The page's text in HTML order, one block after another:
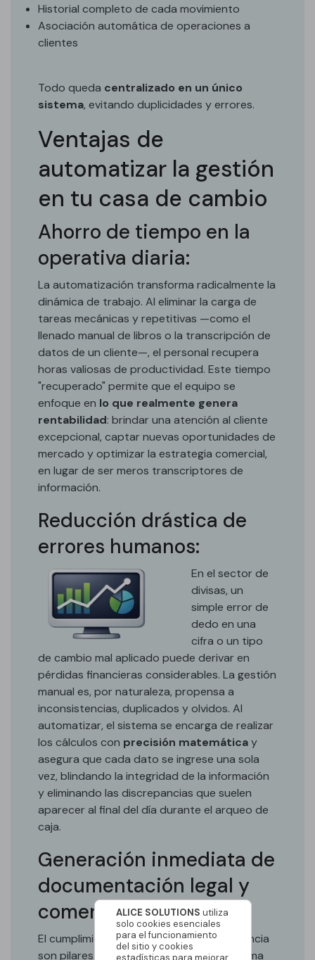
Historial completo de cada movimiento
Asociación automática de operaciones a
clientes
Todo queda centralizado en un único
sistema, evitando duplicidades y errores.
Ventajas de
automatizar la gestión
en tu casa de cambio
Ahorro de tiempo en la
operativa diaria:
La automatización transforma radicalmente la
dinámica de trabajo. Al eliminar la carga de
tareas mecánicas y repetitivas —como el
llenado manual de libros o la transcripción de
datos de un cliente—, el personal recupera
horas valiosas de productividad. Este tiempo
"recuperado" permite que el equipo se
enfoque en lo que realmente genera
rentabilidad: brindar una atención al cliente
excepcional, captar nuevas oportunidades de
mercado y optimizar la estrategia comercial,
en lugar de ser meros transcriptores de
información.
Reducción drástica de
errores humanos:
En el sector de
divisas, un
simple error de
dedo en una
cifra o un tipo
de cambio mal aplicado puede derivar en
pérdidas financieras considerables. La gestión
manual es, por naturaleza, propensa a
inconsistencias, duplicados y olvidos. Al
automatizar, el sistema se encarga de realizar
los cálculos con precisión matemáticay
asegura que cada dato se ingrese una sola
vez, blindando la integridad de la información
y eliminando las discrepancias que suelen
aparecer al final del día durante el arqueo de
caja.
Generación inmediata de
documentación legal y
comercial:
El cumplimiento normativo y la transparencia
son pilares en este negocio. Con un sistema
ALICE SOLUTIONSutiliza
solo cookies esenciales
para el funcionamiento
del sitio y cookies